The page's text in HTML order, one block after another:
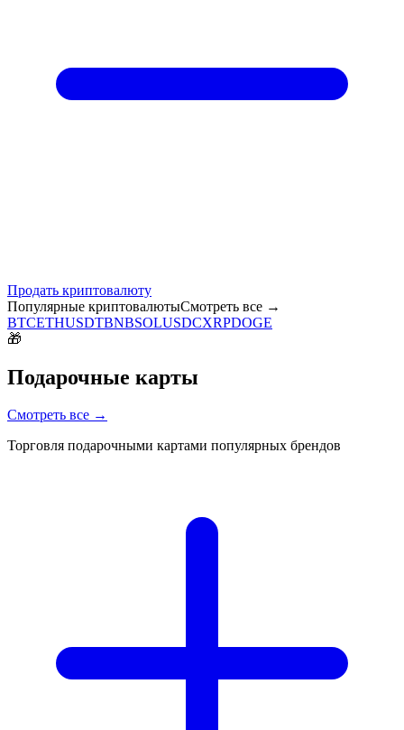
Продать криптовалюту
Популярные криптовалютыСмотреть все →
BTCETHUSDTBNBSOLUSDCXRPDOGE
🎁
Подарочные карты
Смотреть все →
Торговля подарочными картами популярных брендов